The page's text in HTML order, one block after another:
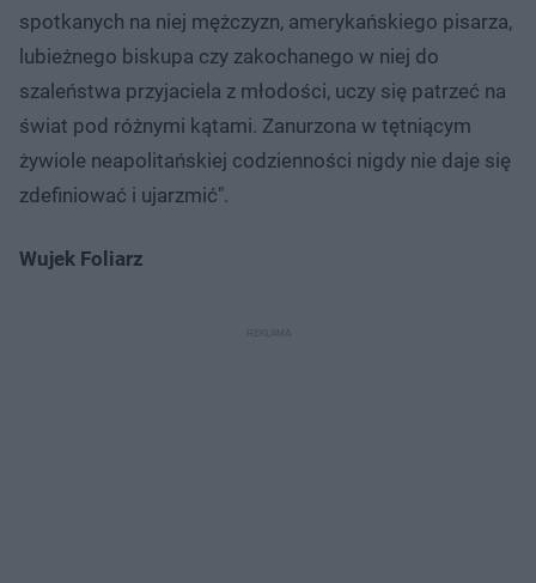
spotkanych na niej mężczyzn, amerykańskiego pisarza,
lubieżnego biskupa czy zakochanego w niej do
szaleństwa przyjaciela z młodości, uczy się patrzeć na
świat pod różnymi kątami. Zanurzona w tętniącym
żywiole neapolitańskiej codzienności nigdy nie daje się
zdefiniować i ujarzmić".
Wujek Foliarz